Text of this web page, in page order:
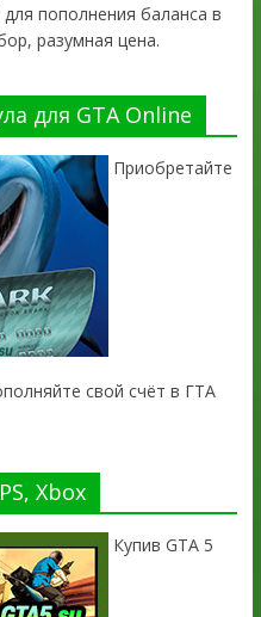
пополнения баланса в
разумная цена.
для GTA Online
Приобретайте
свой счёт в ГТА
Xbox
Купив GTA 5